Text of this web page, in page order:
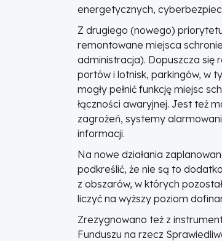
energetycznych,
Z drugiego (nowego)
remontowane miejsca
administracja). Dopuszcza się
portów i lotnisk, parkingów, w
mogły pełnić funkcję miejsc
łączności awaryjnej. Jest też
zagrożeń, systemy
informacji.
Na nowe działania
podkreślić, że nie są to
z obszarów, w których
liczyć na wyższy poziom
Zrezygnowano też z
Funduszu na rzecz